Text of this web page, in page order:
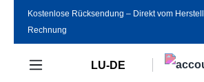
Zum Hauptinhalt springen
Kostenlose Rücksendung ‒ Direkt vom
Rechnung
LU-DE